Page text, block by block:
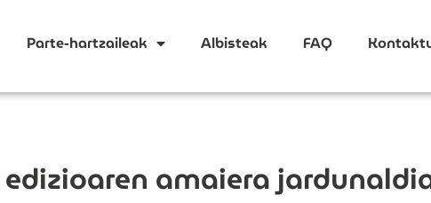
Parte-hartzaileak Albisteak FAQ
amaiera